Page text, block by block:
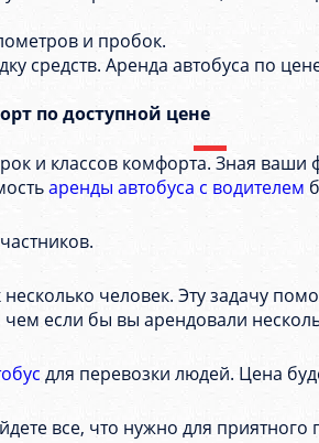
и пробок.
средств. Аренда автобуса по
по доступной цене
и классов комфорта. Зная
аренды автобуса с водителем
человек. Эту задачу
если бы вы арендовали
для перевозки людей. Цена
все, что нужно для приятного